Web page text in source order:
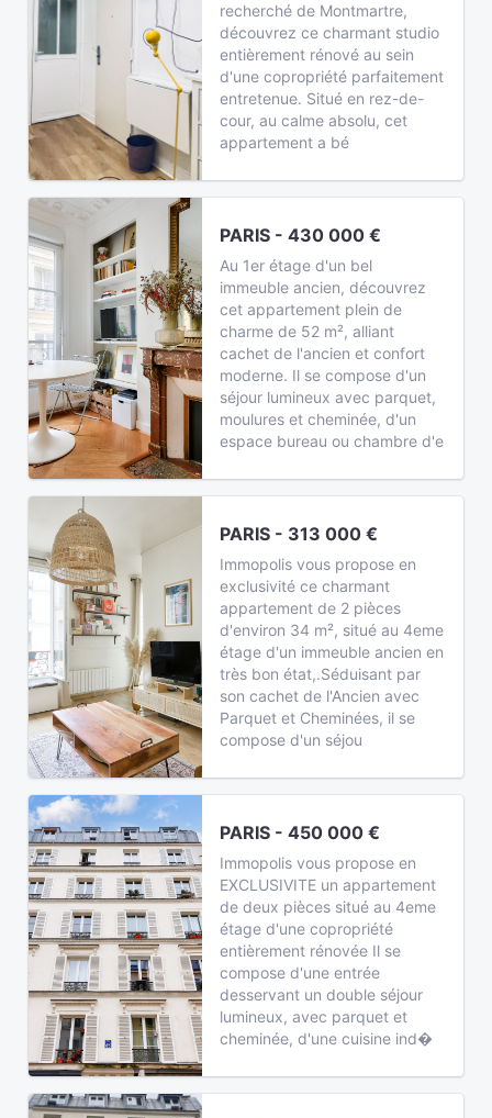
recherché de Montmartre,
découvrez ce charmant studio
entièrement rénové au sein
d'une copropriété parfaitement
entretenue. Situé en rez-de-
cour, au calme absolu, cet
appartement a bé
PARIS - 430 000 €
Au 1er étage d'un bel
immeuble ancien, découvrez
cet appartement plein de
charme de 52 m², alliant
cachet de l'ancien et confort
moderne. Il se compose d'un
séjour lumineux avec parquet,
moulures et cheminée, d'un
espace bureau ou chambre d'e
PARIS - 313 000 €
Immopolis vous propose en
exclusivité ce charmant
appartement de 2 pièces
d'environ 34 m², situé au 4eme
étage d'un immeuble ancien en
très bon état,.Séduisant par
son cachet de l'Ancien avec
Parquet et Cheminées, il se
compose d'un séjou
PARIS - 450 000 €
Immopolis vous propose en
EXCLUSIVITE un appartement
de deux pièces situé au 4eme
étage d'une copropriété
entièrement rénovée Il se
compose d'une entrée
desservant un double séjour
lumineux, avec parquet et
cheminée, d'une cuisine ind�